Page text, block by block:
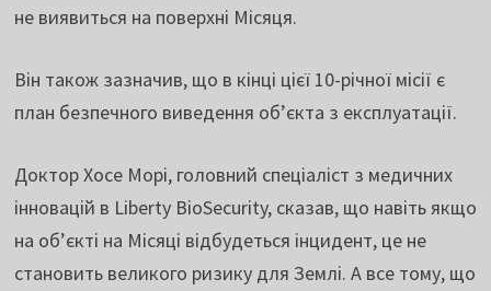
не виявиться на поверхні Місяця.
Він також зазначив, що в кінці цієї 10-річної місії є
план безпечного виведення об’єкта з експлуатації.
Доктор Хосе Морі, головний спеціаліст з медичних
інновацій в Liberty BioSecurity, сказав, що навіть якщо
на об’єкті на Місяці відбудеться інцидент, це не
становить великого ризику для Землі. А все тому, що